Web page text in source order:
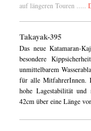
auf längeren Touren .....
Takayak-395
Das neue Katamaran-
besondere
unmittelbarem
für alle MitfahrerInnen.
hohe Lagestabilität
42cm über eine Länge